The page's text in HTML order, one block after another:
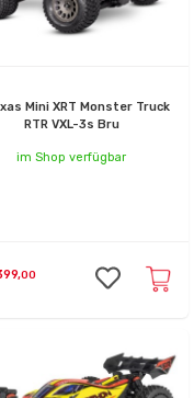
Mini XRT Monster Truck
RTR VXL-3s Bru
im Shop verfügbar
00